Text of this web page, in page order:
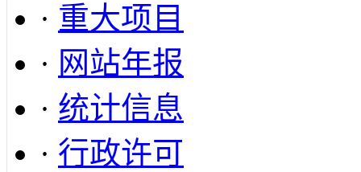
· 重大项目
· 网站年报
· 统计信息
· 行政许可